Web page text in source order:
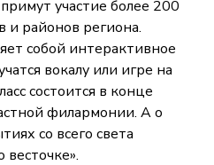
участие более 200
и районов региона.
собой интерактивное
вокалу или игре на
состоится в конце
филармонии. А о
со всего света